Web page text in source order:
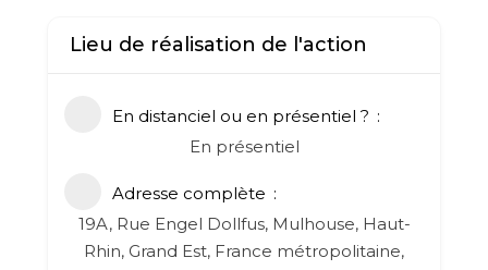
Lieu de réalisation de l'action
En distanciel ou en présentiel ?
En présentiel
Adresse complète
19A, Rue Engel Dollfus, Mulhouse, Haut-
Rhin, Grand Est, France métropolitaine,